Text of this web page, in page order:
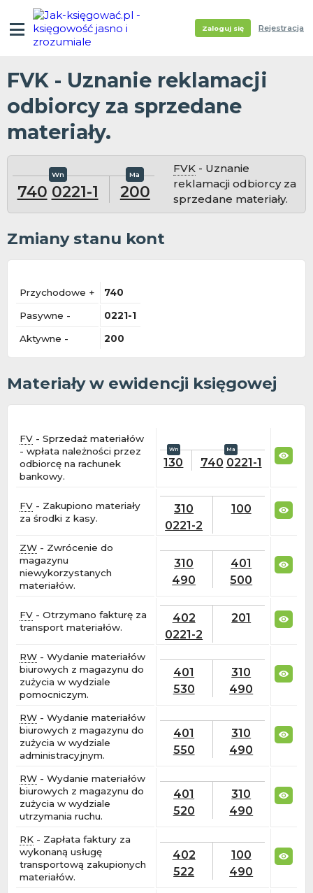
Zaloguj się Rejestracja
FVK - Uznanie reklamacji
odbiorcy za sprzedane
materiały.
740 0221-1 200
FVK - Uznanie
reklamacji odbiorcy za
sprzedane materiały.
Zmiany stanu kont
Przychodowe + 740
Pasywne - 0221-1
Aktywne - 200
Materiały w ewidencji księgowej
FV - Sprzedaż materiałów
- wpłata należności przez
odbiorcę na rachunek
bankowy.
130 740 0221-1
FV - Zakupiono materiały
za środki z kasy.
310
0221-2
100
ZW - Zwrócenie do
magazynu
niewykorzystanych
materiałów.
310
490
401
500
FV - Otrzymano fakturę za
transport materiałów.
402
0221-2
201
RW - Wydanie materiałów
biurowych z magazynu do
zużycia w wydziale
pomocniczym.
401
530
310
490
RW - Wydanie materiałów
biurowych z magazynu do
zużycia w wydziale
administracyjnym.
401
550
310
490
RW - Wydanie materiałów
biurowych z magazynu do
zużycia w wydziale
utrzymania ruchu.
401
520
310
490
RK - Zapłata faktury za
wykonaną usługę
transportową zakupionych
materiałów.
402
522
100
490